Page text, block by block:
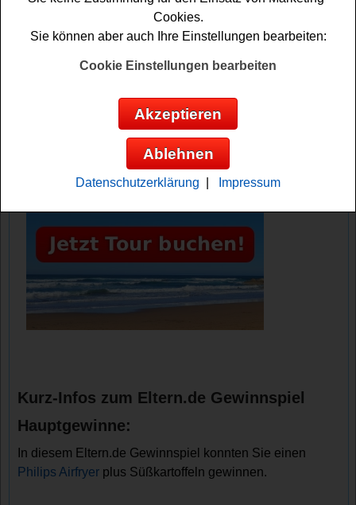
Eltern.de verlost einen Philips Airfryer
Kurz-Infos zum Eltern.de Gewinnspiel
Hauptgewinne:
In diesem Eltern.de Gewinnspiel konnten Sie einen
Philips Airfryer plus Süßkartoffeln gewinnen.
Cookies.
Sie können aber auch Ihre Einstellungen bearbeiten:
Cookie Einstellungen bearbeiten
Akzeptieren
Ablehnen
Datenschutzerklärung Impressum